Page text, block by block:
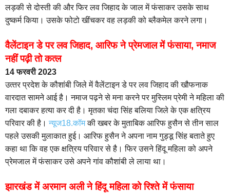
लड़की से दोस्ती की और फिर लव जिहाद के जाल में फंसाकर उसके साथ
दुष्कर्म किया। उसके फोटो खींचकर वह लड़की को ब्लैकमेल करने लगा।
वैलेंटाइन डे पर लव जिहाद, आर‍िफ ने प्रेमजाल में फंसाया, नमाज
नहीं पढ़ी तो कत्ल
14 फरवरी 2023
उत्‍तर प्रदेश के कौशांबी जिले में वैलेंटाइन डे पर लव जिहाद की खौफनाक
वारदात सामने आई है। नमाज पढ़ने से मना करने पर मुस्लिम प्रेमी ने महिला की
गला दबाकर हत्या कर दी है। मृतका चंदा सिंह बलिया जिले के एक क्षत्रिय
परिवार की है। न्यूज18.कॉमकी खबर के मुताबिक आरिफ हुसैन से तीन साल
पहले उसकी मुलाकात हुई। आरिफ हुसैन ने अपना नाम गुड्डू सिंह बताते हुए
कहा था कि वह एक क्षत्रिय परिवार से है। फिर उसने हिंदू महिला को अपने
प्रेमजाल में फंसाकर उसे अपने गांव कौशांबी ले लाया था।
झारखंड में अरमान अली ने हिंदू महिला को रिश्ते में फंसाया